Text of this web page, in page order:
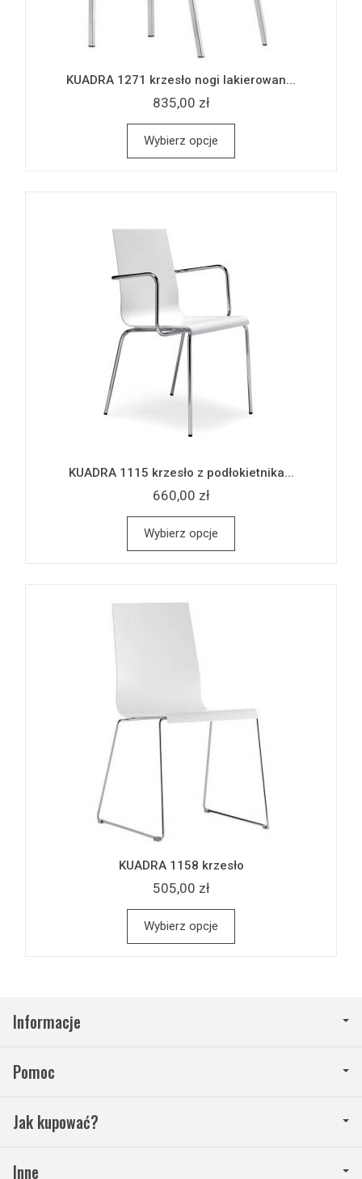
KUADRA 1271 krzesło nogi lakierowan...
835,00 zł
Wybierz opcje
KUADRA 1115 krzesło z podłokietnika...
660,00 zł
Wybierz opcje
KUADRA 1158 krzesło
505,00 zł
Wybierz opcje
Informacje
Pomoc
Jak kupować?
Inne